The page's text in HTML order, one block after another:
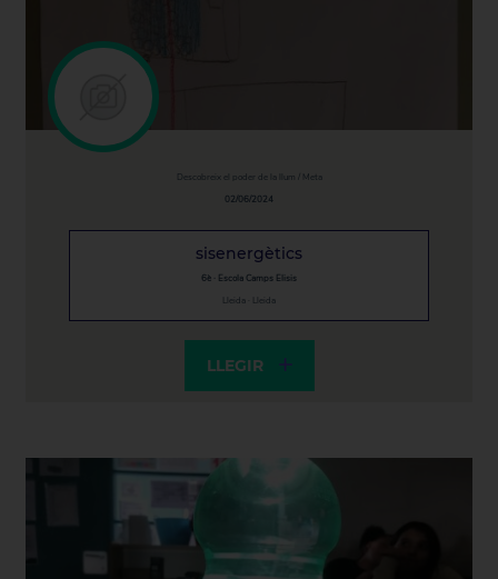
Descobreix el poder de la llum / Meta
02/06/2024
sisenergètics
6è · Escola Camps Elisis
Lleida · Lleida
LLEGIR